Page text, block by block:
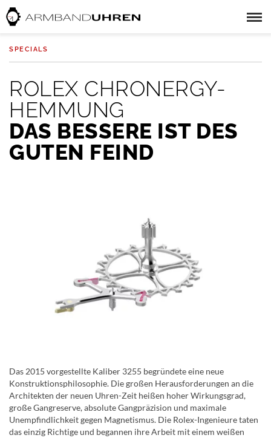
SPECIALS
ROLEX CHRONERGY-
HEMMUNG
DAS BESSERE IST DES
GUTEN FEIND
Das 2015 vorgestellte Kaliber 3255 begründete eine neue
Konstruktionsphilosophie. Die großen Herausforderungen an die
Architekten der neuen Uhren-Zeit heißen hoher Wirkungsgrad,
große Gangreserve, absolute Gangpräzision und maximale
Unempfindlichkeit gegen Magnetismus. Die Rolex-Ingenieure taten
das einzig Richtige und begannen ihre Arbeit mit einem weißen